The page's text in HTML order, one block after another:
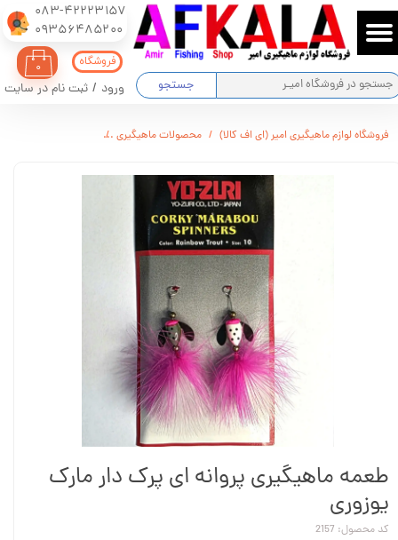
083-42223157
​​​​​​​09356485200
جستجو
۰
ورود / ثبت نام در سایت
حساب کاربری من
تغییر گذر واژه
فروشگاه
فروشگاه لوازم ماهیگیری امیر (ای اف کالا) محصولات ماهیگیری
طعمه ماهیگیری پروانه ای پرک دار مارک
یوزوری
کد محصول: 2157